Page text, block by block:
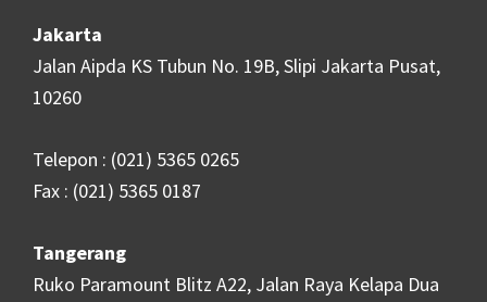
Jakarta
Jalan Aipda KS Tubun No. 19B, Slipi Jakarta Pusat,
10260
Telepon : (021) 5365 0265
Fax : (021) 5365 0187
Tangerang
Ruko Paramount Blitz A22, Jalan Raya Kelapa Dua